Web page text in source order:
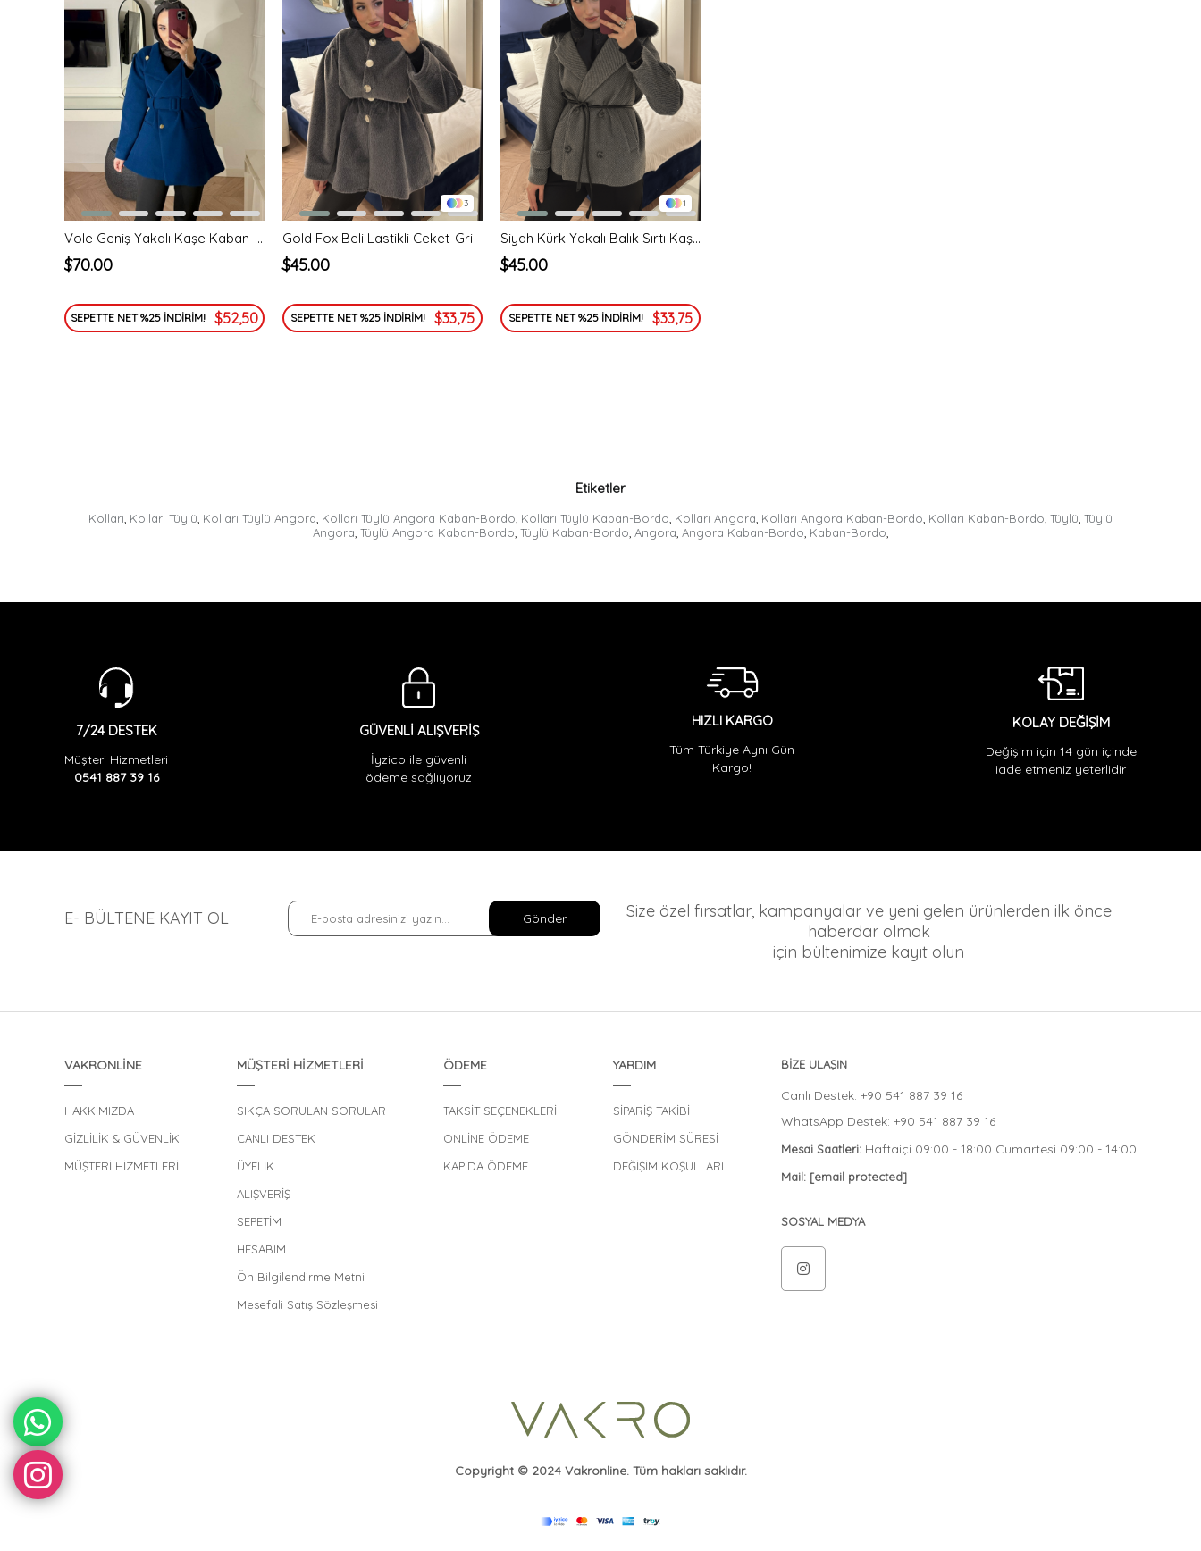
Vole Geniş Yakalı Kaşe Kaban-lacivert
$70.00
SEPETTE NET %25 İNDİRİM! $52,50
3
Gold Fox Beli Lastikli Ceket-Gri
$45.00
SEPETTE NET %25 İNDİRİM! $33,75
1
Siyah Kürk Yakalı Balık Sırtı Kaşe Kaban
$45.00
SEPETTE NET %25 İNDİRİM! $33,75
Etiketler
Kolları Kolları Tüylü Kolları Tüylü Angora Kolları Tüylü Angora Kaban-Bordo Kolları Tüylü Kaban-Bordo Kolları Angora Kolları Angora Kaban-Bordo Kolları Kaban-Bordo Tüylü Tüylü
Angora Tüylü Angora Kaban-Bordo Tüylü Kaban-Bordo Angora Angora Kaban-Bordo Kaban-Bordo
7/24 DESTEK
Müşteri Hizmetleri
0541 887 39 16
GÜVENLİ ALIŞVERİŞ
İyzico ile güvenli
ödeme sağlıyoruz
HIZLI KARGO
Tüm Türkiye Aynı Gün
Kargo!
KOLAY DEĞİŞİM
Değişim için 14 gün içinde
iade etmeniz yeterlidir
E- BÜLTENE KAYIT OL Gönder
Size özel fırsatlar, kampanyalar ve yeni gelen ürünlerden ilk önce
haberdar olmak
için bültenimize kayıt olun
VAKRONLİNE
HAKKIMIZDA
GİZLİLİK & GÜVENLİK
MÜŞTERİ HİZMETLERİ
MÜŞTERİ HİZMETLERİ
SIKÇA SORULAN SORULAR
CANLI DESTEK
ÜYELİK
ALIŞVERİŞ
SEPETİM
HESABIM
Ön Bilgilendirme Metni
Mesefali Satış Sözleşmesi
ÖDEME
TAKSİT SEÇENEKLERİ
ONLİNE ÖDEME
KAPIDA ÖDEME
YARDIM
SİPARİŞ TAKİBİ
GÖNDERİM SÜRESİ
DEĞİŞİM KOŞULLARI
BİZE ULAŞIN
Canlı Destek: +90 541 887 39 16
WhatsApp Destek: +90 541 887 39 16
Mesai Saatleri: Haftaiçi 09:00 - 18:00 Cumartesi 09:00 - 14:00
Mail: [email protected]
SOSYAL MEDYA
Copyright © 2024 Vakronline. Tüm hakları saklıdır.